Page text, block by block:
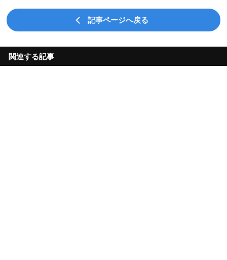
記事ページへ戻る
関連する記事